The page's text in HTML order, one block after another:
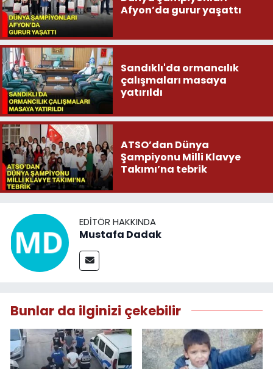
Afyon’da gurur yaşattı
Sandıklı'da ormancılık
çalışmaları masaya
yatırıldı
ATSO’dan Dünya
Şampiyonu Milli Klavye
Takımı’na tebrik
EDITÖR HAKKINDA
Mustafa Dadak
Bunlar da ilginizi çekebilir